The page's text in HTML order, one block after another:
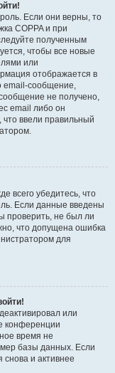
Если они верны, то
COPPA и при
полученным
чтобы все новые
или
отображается в
email-сообщение,
не получено,
email либо он
ввели правильный
всего убедитесь, что
Если данные введены
проверить, не был ли
что допущена ошибка
для
или
конференции
время не
базы данных. Если
снова и активнее